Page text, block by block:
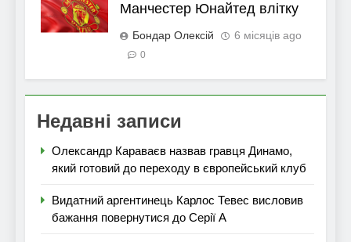
Манчестер Юнайтед влітку
Бондар Олексій 6 місяців ago
0
Недавні записи
Олександр Караваєв назвав гравця Динамо,
який готовий до переходу в європейський клуб
Видатний аргентинець Карлос Тевес висловив
бажання повернутися до Серії А